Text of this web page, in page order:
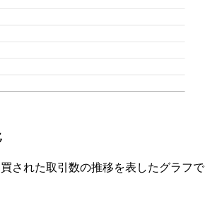
された取引数の推移を表したグラフで